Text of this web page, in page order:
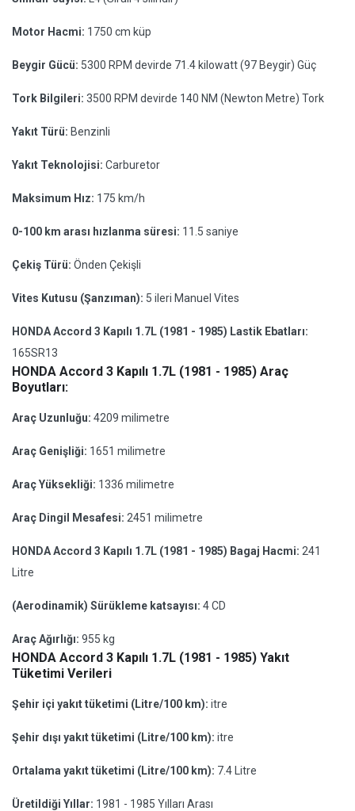
Motor Hacmi: 1750 cm küp
Beygir Gücü: 5300 RPM devirde 71.4 kilowatt (97 Beygir) Güç
Tork Bilgileri: 3500 RPM devirde 140 NM (Newton Metre) Tork
Yakıt Türü: Benzinli
Yakıt Teknolojisi: Carburetor
Maksimum Hız: 175 km/h
0-100 km arası hızlanma süresi: 11.5 saniye
Çekiş Türü: Önden Çekişli
Vites Kutusu (Şanzıman): 5 ileri Manuel Vites
HONDA Accord 3 Kapılı 1.7L (1981 - 1985) Lastik Ebatları:
165SR13
HONDA Accord 3 Kapılı 1.7L (1981 - 1985) Araç
Boyutları:
Araç Uzunluğu: 4209 milimetre
Araç Genişliği: 1651 milimetre
Araç Yüksekliği: 1336 milimetre
Araç Dingil Mesafesi: 2451 milimetre
HONDA Accord 3 Kapılı 1.7L (1981 - 1985) Bagaj Hacmi: 241
Litre
(Aerodinamik) Sürükleme katsayısı: 4 CD
Araç Ağırlığı: 955 kg
HONDA Accord 3 Kapılı 1.7L (1981 - 1985) Yakıt
Tüketimi Verileri
Şehir içi yakıt tüketimi (Litre/100 km): itre
Şehir dışı yakıt tüketimi (Litre/100 km): itre
Ortalama yakıt tüketimi (Litre/100 km): 7.4 Litre
Üretildiği Yıllar: 1981 - 1985 Yılları Arası